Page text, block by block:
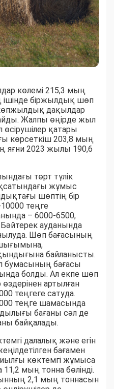
көлемі 215,3 мың
біржылдық шөп
көпжылдық дақылдар
Жалпы өңірде жыл
қатары
көрсеткіш 203,8 мың
яғни 2023 жылы 190,6
төрт түлік
жұмыс
шөптің бір
теңге
– 6000-6500,
ауданында
Шөп бағасының
шығымына,
байланысты.
бағасы
болды. Ал екпе шөп
артылған
теңгеге сатуда.
теңге шамасында
бағаны сәл де
байқалады.
далалық және егін
бағамен
көктемгі жұмыса
11,2 мың тонна бөлінді.
2,1 мың тоннасын